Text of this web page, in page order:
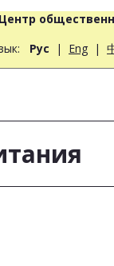
Рус | Eng |